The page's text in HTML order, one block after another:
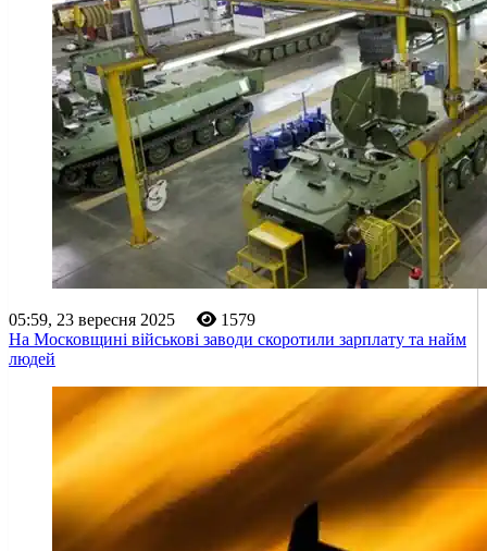
05:59, 23 вересня 2025
1579
На Московщині військові заводи скоротили зарплату та найм
людей